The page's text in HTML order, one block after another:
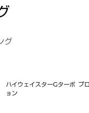
グ
ハイウェイスターGターボ プ
ョン